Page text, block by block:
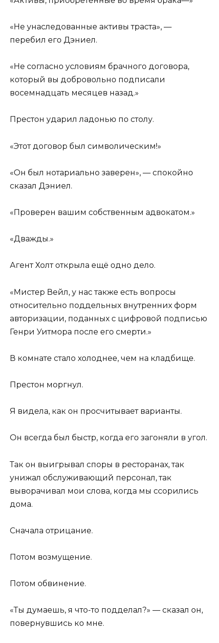
«Не унаследованные активы траста», —
перебил его Дэниел.
«Не согласно условиям брачного договора,
который вы добровольно подписали
восемнадцать месяцев назад.»
Престон ударил ладонью по столу.
«Этот договор был символическим!»
«Он был нотариально заверен», — спокойно
сказал Дэниел.
«Проверен вашим собственным адвокатом.»
«Дважды.»
Агент Холт открыла ещё одно дело.
«Мистер Вейл, у нас также есть вопросы
относительно поддельных внутренних форм
авторизации, поданных с цифровой подписью
Генри Уитмора после его смерти.»
В комнате стало холоднее, чем на кладбище.
Престон моргнул.
Я видела, как он просчитывает варианты.
Он всегда был быстр, когда его загоняли в угол.
Так он выигрывал споры в ресторанах, так
унижал обслуживающий персонал, так
выворачивал мои слова, когда мы ссорились
дома.
Сначала отрицание.
Потом возмущение.
Потом обвинение.
«Ты думаешь, я что-то подделал?» — сказал он,
повернувшись ко мне.